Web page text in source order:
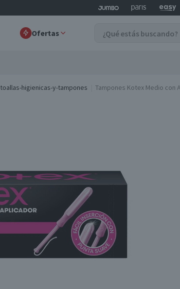
Ofertas
toallas-higienicas-y-tampones Tampones Kotex Medio con